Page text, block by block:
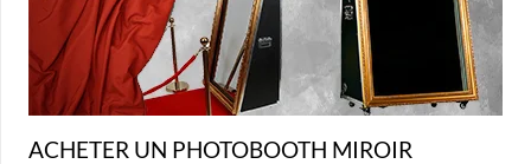
ACHETER UN PHOTOBOOTH MIROIR